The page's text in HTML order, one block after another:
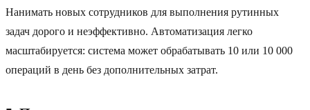
Нанимать новых сотрудников для выполнения рутинных
задач дорого и неэффективно. Автоматизация легко
масштабируется: система может обрабатывать 10 или 10 000
операций в день без дополнительных затрат.